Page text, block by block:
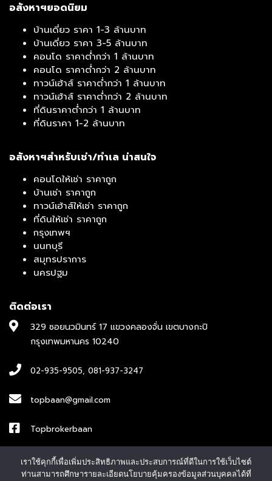
อสังหาฯยอดนิยม
บ้านเดี่ยว ราคา 1-3 ล้านบาท
บ้านเดี่ยว ราคา 3-5 ล้านบาท
คอนโด ราคาต่ำกว่า 1 ล้านบาท
คอนโด ราคาต่ำกว่า 2 ล้านบาท
ทาวน์เฮ้าส์ ราคาต่ำกว่า 1 ล้านบาท
ทาวน์เฮ้าส์ ราคาต่ำกว่า 2 ล้านบาท
ที่ดินราคาต่ำกว่า 1 ล้านบาท
ที่ดินราคา 1-2 ล้านบาท
อสังหาฯสำหรับเช่า/ทำเล น่าสนใจ
คอนโดให้เช่า ราคาถูก
บ้านเช่า ราคาถูก
ทาวน์เฮ้าส์ให้เช่า ราคาถูก
ที่ดินให้เช่า ราคาถูก
กรุงเทพฯ
นนทบุรี
สมุทรปราการ
นครปฐม
ติดต่อเรา
329 ซอยนวมินทร์ 17 แขวงคลองจั่น เขตบางกะปิ
กรุงเทพมหานคร 10240
02-935-9505, 081-937-3247
topbaan@gmail.com
Topbrokerbaan
ID : topbroker1
เราใช้คุกกี้เพื่อเพิ่มประสิทธิภาพและประสบการณ์ที่ดีในการใช้เว็บไซต์
ท่านสามารถศึกษารายละเอียดนโยบายคุ้มครองข้อมูลส่วนบุคคลได้ที่